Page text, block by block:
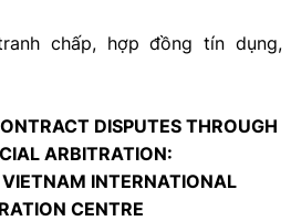
chấp, hợp đồng tín dụng,
DISPUTES THROUGH
ARBITRATION:
INTERNATIONAL
CENTRE